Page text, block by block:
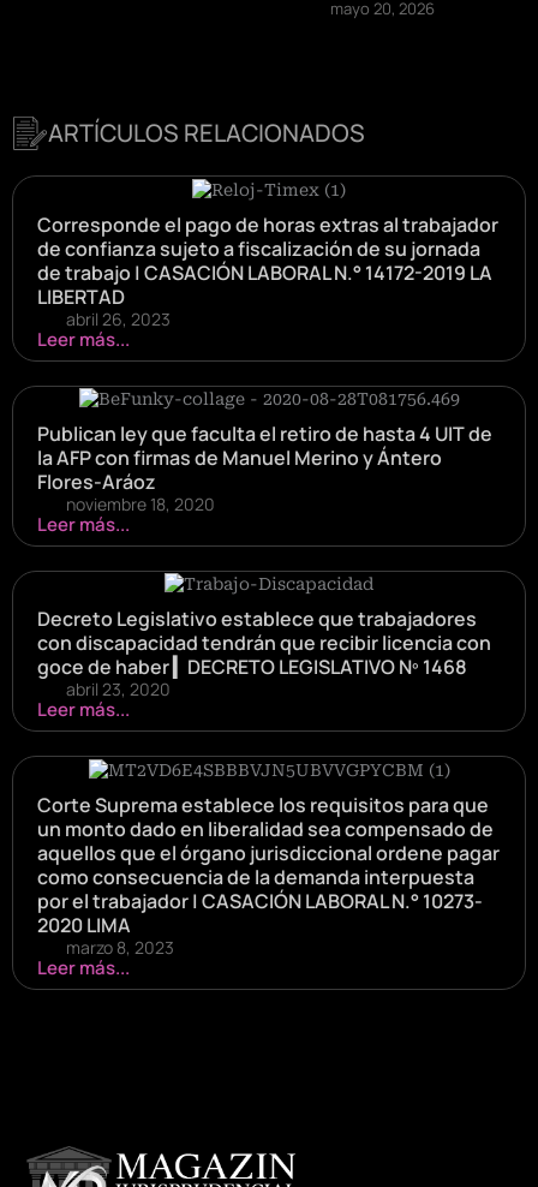
mayo 20, 2026
ARTÍCULOS RELACIONADOS
Corresponde el pago de horas extras al trabajador
de confianza sujeto a fiscalización de su jornada
de trabajo | CASACIÓN LABORAL N.° 14172-2019 LA
LIBERTAD
abril 26, 2023
Leer más...
Publican ley que faculta el retiro de hasta 4 UIT de
la AFP con firmas de Manuel Merino y Ántero
Flores-Aráoz
noviembre 18, 2020
Leer más...
Decreto Legislativo establece que trabajadores
con discapacidad tendrán que recibir licencia con
goce de haber ▎DECRETO LEGISLATIVO Nº 1468
abril 23, 2020
Leer más...
Corte Suprema establece los requisitos para que
un monto dado en liberalidad sea compensado de
aquellos que el órgano jurisdiccional ordene pagar
como consecuencia de la demanda interpuesta
por el trabajador | CASACIÓN LABORAL N.° 10273-
2020 LIMA
marzo 8, 2023
Leer más...